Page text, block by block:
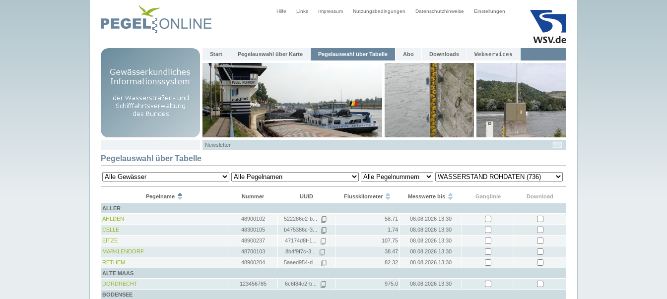
Hilfe Links Impressum Nutzungsbedingungen Datenschutzhinweise Einstellungen
Start Pegelauswahl über Karte Pegelauswahl über Tabelle Abo Downloads Webservices
Newsletter
Pegelauswahl über Tabelle
Pegelname Nummer UUID Flusskilometer Messwerte bis Ganglinie
Download
ALLER
AHLDEN
48900102 522286e2-b... 58.71
08.08.2026 13:30
CELLE
48300105 b475386c-3... 1.74
08.08.2026 13:30
EITZE
48900237 47174d8f-1... 107.75
08.08.2026 13:30
MARKLENDORF
48700103 8b4f9f7c-3... 38.47
08.08.2026 13:30
RETHEM
48900204 5aaed954-d... 82.32
08.08.2026 13:30
ALTE MAAS
DORDRECHT
123456785 6c6f84c2-b... 975.0
08.08.2026 13:30
BODENSEE